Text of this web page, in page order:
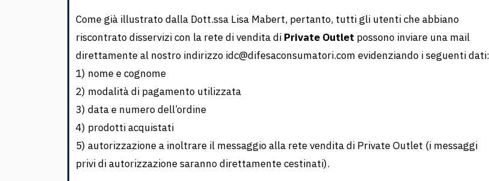
Come già illustrato dalla Dott.ssa Lisa Mabert, pertanto, tutti gli utenti che abbiano
riscontrato disservizi con la rete di vendita di Private Outlet possono inviare una mail
direttamente al nostro indirizzo idc@difesaconsumatori.com evidenziando i seguenti dati:
1) nome e cognome
2) modalità di pagamento utilizzata
3) data e numero dell’ordine
4) prodotti acquistati
5) autorizzazione a inoltrare il messaggio alla rete vendita di Private Outlet (i messaggi
privi di autorizzazione saranno direttamente cestinati).